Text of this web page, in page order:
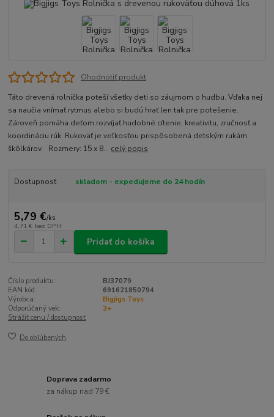
Ohodnotiť produkt
Táto drevená rolnička poteší všetky deti so záujmom o hudbu. Vďaka nej
sa naučia vnímať rytmus alebo si budú hrať len tak pre potešenie.
Zároveň pomáha deťom rozvíjať hudobné cítenie, kreativitu, zručnosť a
koordináciu rúk. Rukoväť je veľkosťou prispôsobená detským rukám
škôlkárov. Rozmery: 15 x 8... celý popis
Dostupnosť skladom - expedujeme do 24 hodín
5,79 €/ks
4,71 € bez DPH
Pridať do košíka
Číslo produktu:
BJ37079
EAN kód:
691621850794
Výrobca:
Bigjigs Toys
Odporúčaný vek:
3+
Strážiť cenu / dostupnosť
Do obľúbených
Doprava zadarmo
za nákup nad 79 €